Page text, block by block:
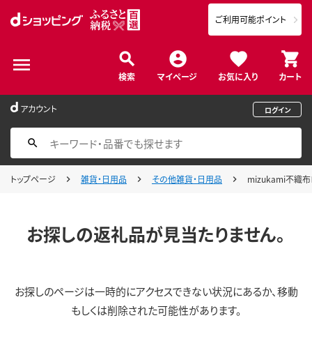
検索 マイページ お気に入り カート
ご利用可能ポイント
アカウント ログイン
トップページ 雑貨・日用品 その他雑貨・日用品 mizukami不織布
お探しの返礼品が見当たりません。
お探しのページは一時的にアクセスできない状況にあるか、移動
もしくは削除された可能性があります。